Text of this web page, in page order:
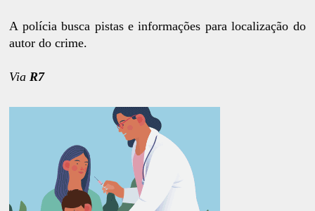
A polícia busca pistas e informações para localização do
autor do crime.
Via R7